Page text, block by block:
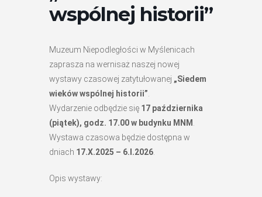
wspólnej historii”
Muzeum Niepodległości w Myślenicach
zaprasza na wernisaż naszej nowej
wystawy czasowej zatytułowanej „Siedem
wieków wspólnej historii”
Wydarzenie odbędzie się 17 października
(piątek), godz. 17.00 w budynku MNM
Wystawa czasowa będzie dostępna w
dniach 17.X.2025 – 6.I.2026
Opis wystawy: